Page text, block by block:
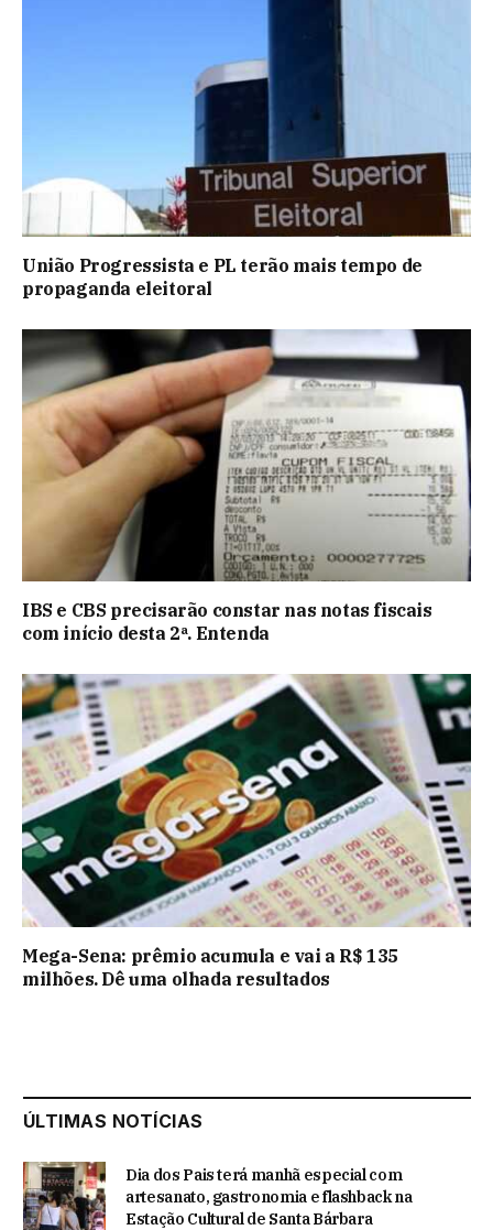
União Progressista e PL terão mais tempo de
propaganda eleitoral
IBS e CBS precisarão constar nas notas fiscais
com início desta 2ª. Entenda
Mega-Sena: prêmio acumula e vai a R$ 135
milhões. Dê uma olhada resultados
ÚLTIMAS NOTÍCIAS
Dia dos Pais terá manhã especial com
artesanato, gastronomia e flashback na
Estação Cultural de Santa Bárbara